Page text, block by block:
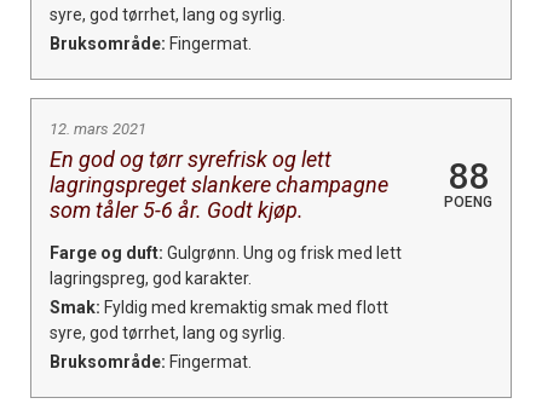
syre, god tørrhet, lang og syrlig.
Bruksområde: Fingermat.
12. mars 2021
En god og tørr syrefrisk og lett
lagringspreget slankere champagne
som tåler 5-6 år. Godt kjøp.
88
POENG
Farge og duft: Gulgrønn. Ung og frisk med lett
lagringspreg, god karakter.
Smak: Fyldig med kremaktig smak med flott
syre, god tørrhet, lang og syrlig.
Bruksområde: Fingermat.